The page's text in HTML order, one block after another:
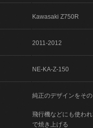
Kawasaki Z750R
2011-2012
NE-KA-Z-150
純正のデザインをそ
飛行機などにも使わ
で焼き上げる